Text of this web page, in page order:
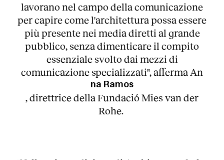
lavorano nel campo della comunicazione
per capire come l'architettura possa essere
più presente nei media diretti al grande
pubblico, senza dimenticare il compito
essenziale svolto dai mezzi di
comunicazione specializzati", afferma An
na Ramos
, direttrice della Fundació Mies van der
Rohe.